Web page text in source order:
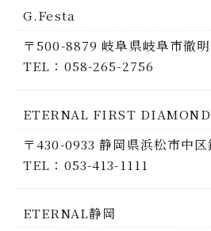
G.Festa
〒500-8879 岐阜県岐阜市徹
TEL：058-265-2756
ETERNAL FIRST DIAMOND
〒430-0933 静岡県浜松市中
TEL：053-413-1111
ETERNAL静岡